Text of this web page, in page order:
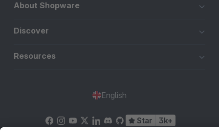
About Shopware
Discover
Resources
English
Star 3k+